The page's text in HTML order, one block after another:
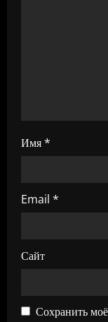
я
м
Имя*
Email *
Сайт
Сохранить